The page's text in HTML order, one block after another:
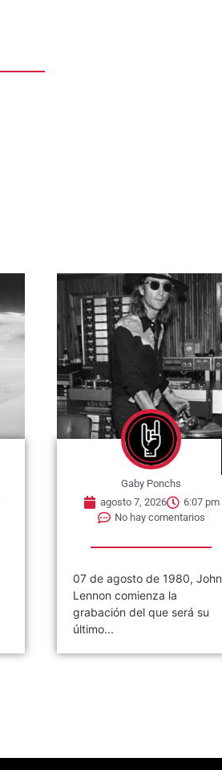
Gaby Ponchs
agosto 7, 2026
6:07 pm
No hay comentarios
07 de agosto de 1980, John
Lennon comienza la
grabación del que será su
último...